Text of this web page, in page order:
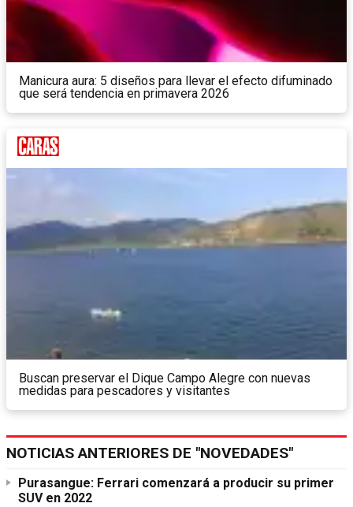
Manicura aura: 5 diseños para llevar el efecto difuminado
que será tendencia en primavera 2026
Buscan preservar el Dique Campo Alegre con nuevas
medidas para pescadores y visitantes
NOTICIAS ANTERIORES DE "NOVEDADES"
Purasangue: Ferrari comenzará a producir su primer
SUV en 2022